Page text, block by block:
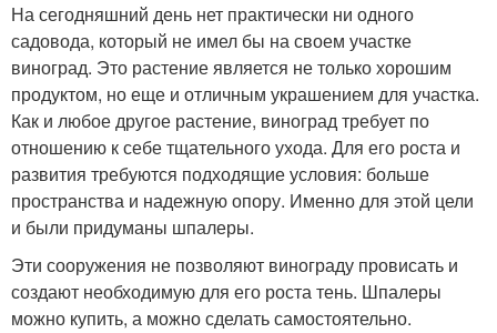
На сегодняшний день нет практически ни одного
садовода, который не имел бы на своем участке
виноград. Это растение является не только хорошим
продуктом, но еще и отличным украшением для участка.
Как и любое другое растение, виноград требует по
отношению к себе тщательного ухода. Для его роста и
развития требуются подходящие условия: больше
пространства и надежную опору. Именно для этой цели
и были придуманы шпалеры.
Эти сооружения не позволяют винограду провисать и
создают необходимую для его роста тень. Шпалеры
можно купить, а можно сделать самостоятельно.